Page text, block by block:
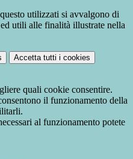
utilizzati si avvalgono di
utili alle finalità illustrate nella
Accetta tutti i cookies
quali cookie consentire.
il funzionamento della
al funzionamento potete